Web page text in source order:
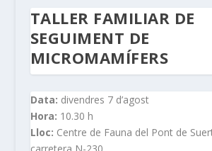
TALLER FAMILIAR DE
SEGUIMENT DE
MICROMAMÍFERS
Data: divendres 7 d’agost
Hora: 10.30 h
Lloc: Centre de Fauna del Pont de